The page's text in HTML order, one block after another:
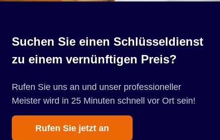
Suchen Sie einen Schlüsseldienst
zu einem vernünftigen Preis?
Rufen Sie uns an und unser professioneller
Meister wird in 25 Minuten schnell vor Ort sein!
Rufen Sie jetzt an